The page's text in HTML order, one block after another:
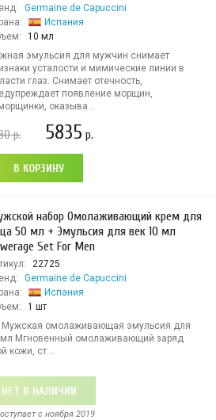
Germaine de Capuccini
Испания
10 мл
эмульсия для мужчин снимает
усталости и мимические линии в
глаз. Снимает отечность,
появление морщин,
оказыва...
р. 5835 р.
В КОРЗИНУ
набор Омолаживающий крем для
50 мл + Эмульсия для век 10 мл
Set For Men
22725
Germaine de Capuccini
Испания
1 шт
Мужская омолаживающая эмульсия для
мл Мгновенный омолаживающий заряд
кожи, ст...
НЕТ В НАЛИЧИИ
c ноября 2019